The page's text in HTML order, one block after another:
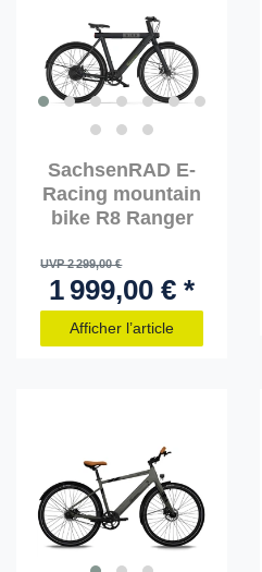
SachsenRAD E-
Racing mountain
bike R8 Ranger
UVP 2 299,00 €
1 999,00 € *
Afficher l’article